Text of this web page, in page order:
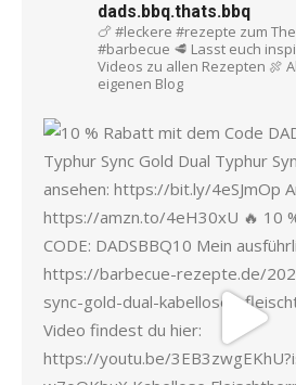
dads.bbq.thats.bbq
🍗 #leckere #rezepte zum
#barbecue 🥩 Lasst euch
Videos zu allen Rezepten 🍖
eigenen Blog